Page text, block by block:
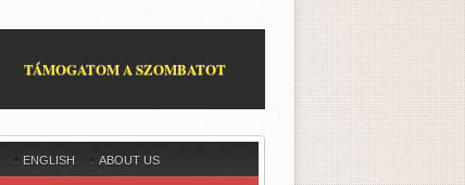
TÁMOGATOM A SZOMBATOT
ENGLISH ABOUT US